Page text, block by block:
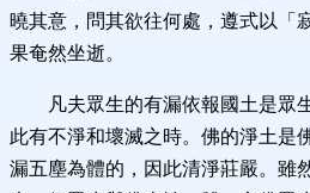
曉其意，問其欲往何處，遵式以「
果奄然坐逝。
凡夫眾生的有漏依報國土是眾
此有不淨和壞滅之時。佛的淨土是
漏五塵為體的，因此清淨莊嚴。雖